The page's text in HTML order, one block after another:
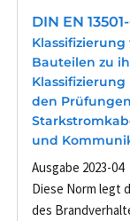
DIN EN
Bauteilen zu
den
und
Ausgabe 2023-04
Diese Norm legt
des